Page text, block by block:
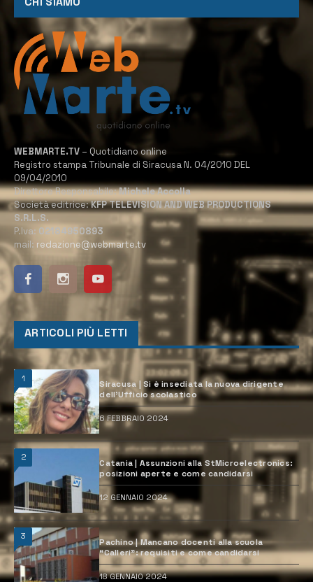
WEBMARTE.TV – Quotidiano online
Registro stampa Tribunale di Siracusa N. 04/2010 DEL
09/04/2010
Direttore Responsabile:Michele Accolla
Società editrice:KFP TELEVISION AND WEB PRODUCTIONS
S.R.L.S.
P.Iva: 02184950893
mail: redazione@webmarte.tv
ARTICOLI PIÙ LETTI
1
Siracusa | Si è insediata la nuova dirigente
dell’Ufficio scolastico
6 FEBBRAIO 2024
2
Catania | Assunzioni alla StMicroelectronics:
posizioni aperte e come candidarsi
12 GENNAIO 2024
3
Pachino | Mancano docenti alla scuola
“Calleri”: requisiti e come candidarsi
18 GENNAIO 2024